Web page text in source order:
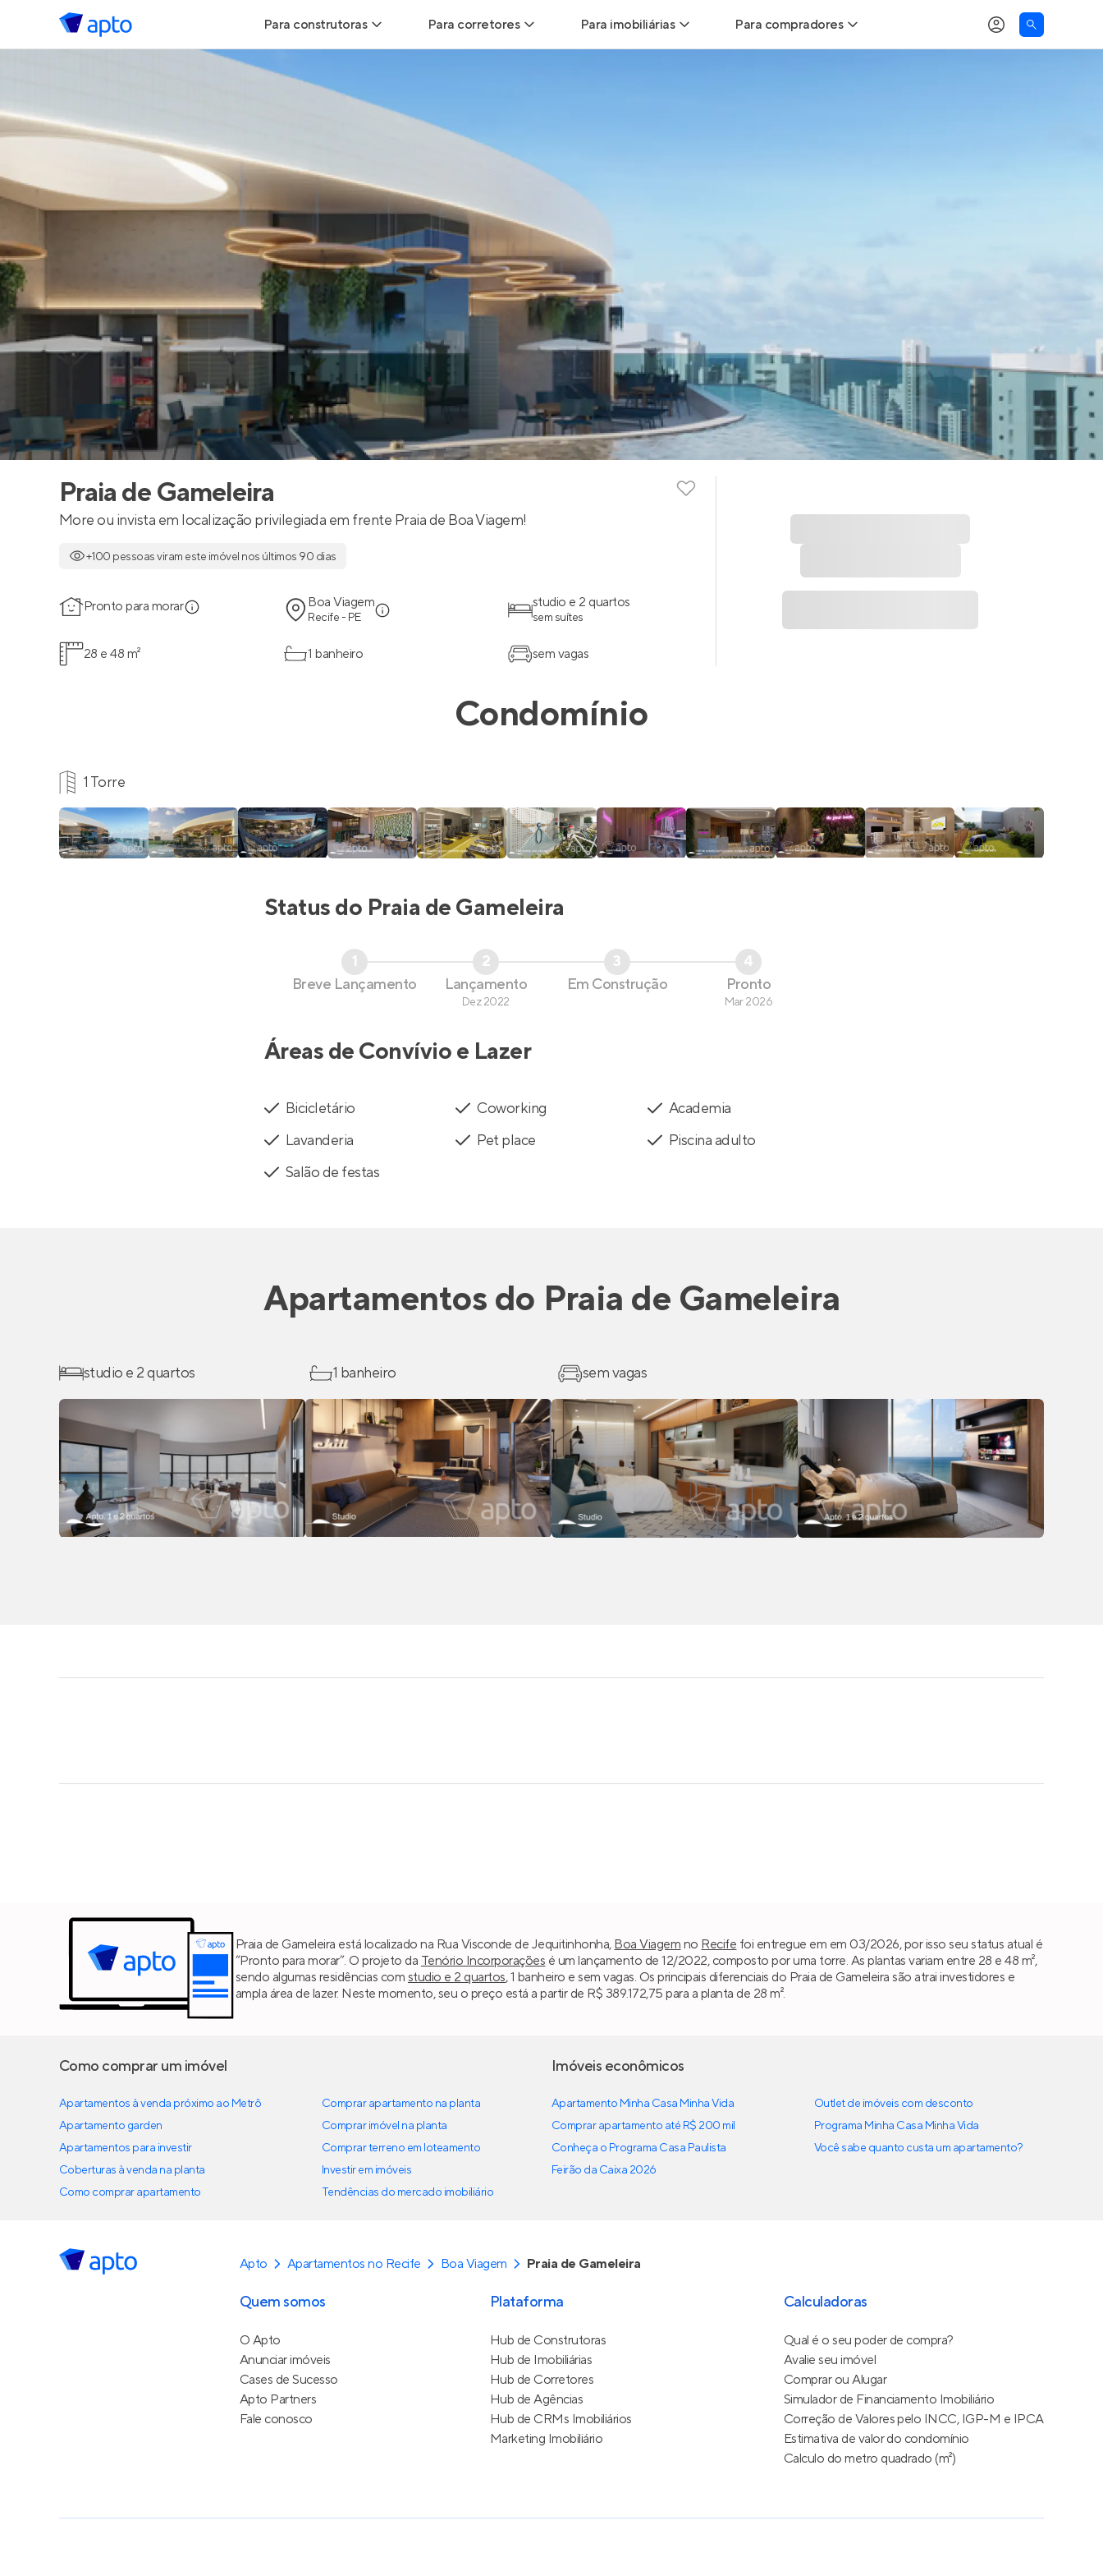
Para construtoras
Geração de Leads
Geração de Vendas
Maiores Construtoras
Parcerias Imobiliárias
Anunciar Imóveis
Para corretores
Parcerias imobiliárias
Hub de Corretores
Perfil Verificado
Anunciar imóveis
Para imobiliárias Para compradores
Praia de Gameleira
More ou invista em localização privilegiada em frente Praia de Boa Viagem!
+100 pessoas viram este imóvel nos últimos 90 dias
Pronto para morar Boa Viagem
Recife - PE
studio e 2 quartos
sem suítes
28 e 48 m² 1 banheiro sem vagas
Condomínio
1 Torre
Status do Praia de Gameleira
1
Breve Lançamento
2
Lançamento
Dez 2022
3
Em Construção
4
Pronto
Mar 2026
Áreas de Convívio e Lazer
Bicicletário Coworking
Academia
Lavanderia
Pet place
Piscina adulto
Salão de festas
Apartamentos do Praia de Gameleira
studio e 2 quartos 1 banheiro sem vagas
Praia de Gameleira está localizado na Rua Visconde de Jequitinhonha, Boa Viagem no Recife foi entregue em em 03/2026, por isso seu status atual é
“Pronto para morar”. O projeto da Tenório Incorporações é um lançamento de 12/2022, composto por uma torre. As plantas variam entre 28 e 48 m²,
sendo algumas residências com studio e 2 quartos, 1 banheiro e sem vagas. Os principais diferenciais do Praia de Gameleira são atrai investidores e
ampla área de lazer. Neste momento, seu o preço está a partir de R$ 389.172,75 para a planta de 28 m².
Como comprar um imóvel
Apartamentos à venda próximo ao Metrô
Apartamento garden
Apartamentos para investir
Coberturas à venda na planta
Como comprar apartamento
Comprar apartamento na planta
Comprar imóvel na planta
Comprar terreno em loteamento
Investir em imóveis
Tendências do mercado imobiliário
Imóveis econômicos
Apartamento Minha Casa Minha Vida
Comprar apartamento até R$ 200 mil
Conheça o Programa Casa Paulista
Feirão da Caixa 2026
Outlet de imóveis com desconto
Programa Minha Casa Minha Vida
Você sabe quanto custa um apartamento?
Apto Apartamentos no Recife Boa Viagem Praia de Gameleira
Quem somos
O Apto
Anunciar imóveis
Cases de Sucesso
Apto Partners
Fale conosco
Plataforma
Hub de Construtoras
Hub de Imobiliárias
Hub de Corretores
Hub de Agências
Hub de CRMs Imobiliários
Marketing Imobiliário
Calculadoras
Qual é o seu poder de compra?
Avalie seu imóvel
Comprar ou Alugar
Simulador de Financiamento Imobiliário
Correção de Valores pelo INCC, IGP-M e IPCA
Estimativa de valor do condomínio
Calculo do metro quadrado (m²)